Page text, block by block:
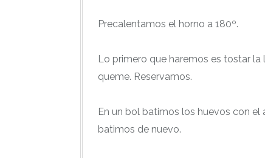
Precalentamos el horno a 180º.
Lo primero que haremos es tostar
queme. Reservamos.
En un bol batimos los huevos con
batimos de nuevo.